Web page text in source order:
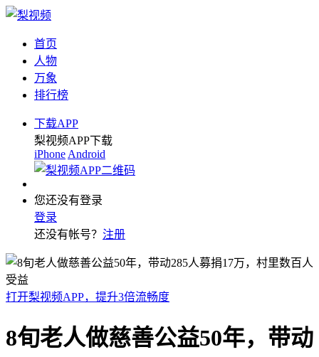
首页
人物
万象
排行榜
下载APP
梨视频APP下载
iPhone Android
您还没有登录
登录
还没有帐号？ 注册
打开梨视频APP，提升3倍流畅度
8旬老人做慈善公益50年，带动